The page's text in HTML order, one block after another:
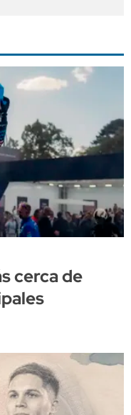
cerca de